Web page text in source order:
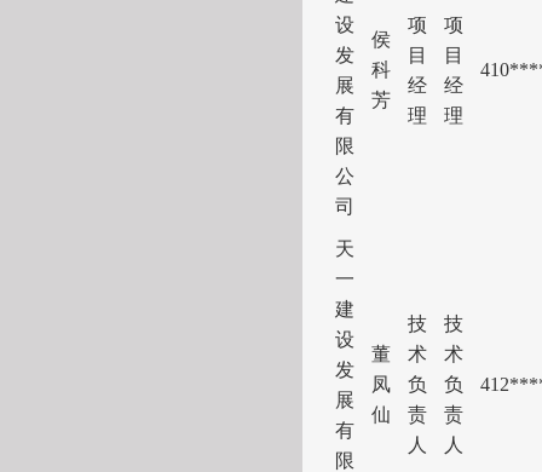
设
发
展
有
限
公
司
侯
科
芳
项
目
经
理
项
目
经
理
41
天
一
建
设
发
展
有
限
董
凤
仙
技
术
负
责
人
技
术
负
责
人
41